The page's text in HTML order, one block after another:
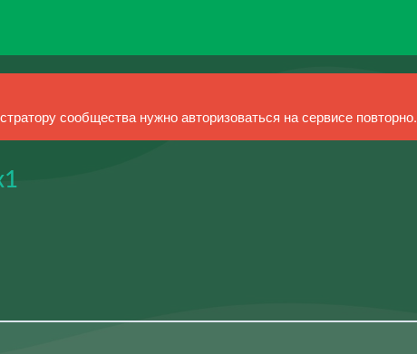
сообщества нужно авторизоваться на сервисе повторно.